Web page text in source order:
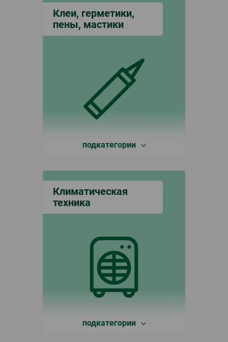
Клеи, герметики,
пены, мастики
подкатегории
Климатическая
техника
подкатегории